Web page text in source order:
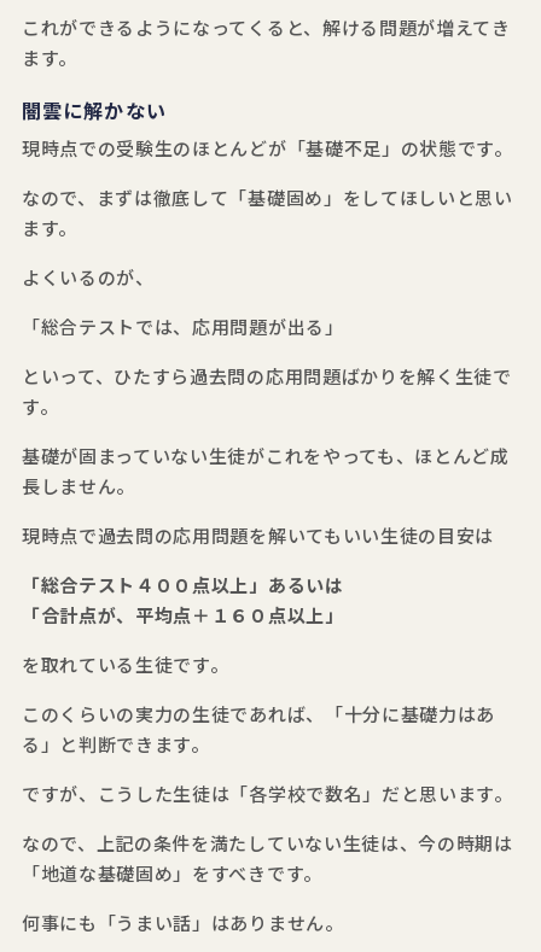
これができるようになってくると、解ける問題が増えてき
ます。
闇雲に解かない
現時点での受験生のほとんどが「基礎不足」の状態です。
なので、まずは徹底して「基礎固め」をしてほしいと思い
ます。
よくいるのが、
「総合テストでは、応用問題が出る」
といって、ひたすら過去問の応用問題ばかりを解く生徒で
す。
基礎が固まっていない生徒がこれをやっても、ほとんど成
長しません。
現時点で過去問の応用問題を解いてもいい生徒の目安は
「総合テスト４００点以上」あるいは
「合計点が、平均点＋１６０点以上」
を取れている生徒です。
このくらいの実力の生徒であれば、「十分に基礎力はあ
る」と判断できます。
ですが、こうした生徒は「各学校で数名」だと思います。
なので、上記の条件を満たしていない生徒は、今の時期は
「地道な基礎固め」をすべきです。
何事にも「うまい話」はありません。